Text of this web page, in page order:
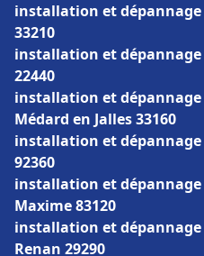
installation et
33210
installation et
22440
installation et
Médard en Jalles 33160
installation et
92360
installation et
Maxime 83120
installation et
Renan 29290